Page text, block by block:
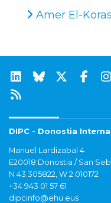
Amer El-
DIPC - Donostia
Manuel Lardizabal 4
E20018 Donostia / San
N 43.305822, W 2.010172
+34 943 01 57 61
dipcinfo@ehu.eus